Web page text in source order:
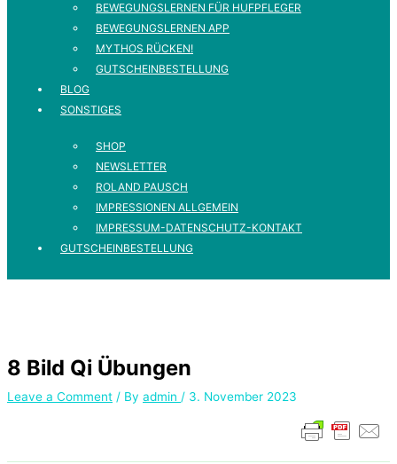
BEWEGUNGSLERNEN FÜR HUFPFLEGER
BEWEGUNGSLERNEN APP
MYTHOS RÜCKEN!
GUTSCHEINBESTELLUNG
BLOG
SONSTIGES
SHOP
NEWSLETTER
ROLAND PAUSCH
IMPRESSIONEN ALLGEMEIN
IMPRESSUM-DATENSCHUTZ-KONTAKT
GUTSCHEINBESTELLUNG
8 Bild Qi Übungen
Leave a Comment / By admin / 3. November 2023